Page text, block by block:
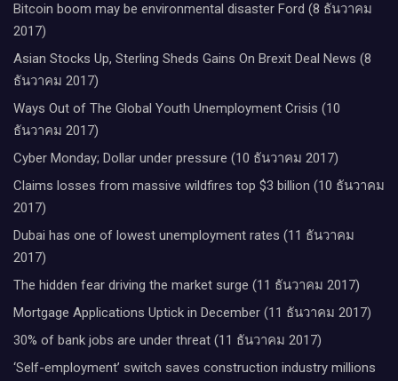
Bitcoin boom may be environmental disaster Ford (8 ธันวาคม
2017)
Asian Stocks Up, Sterling Sheds Gains On Brexit Deal News (8
ธันวาคม 2017)
Ways Out of The Global Youth Unemployment Crisis (10
ธันวาคม 2017)
Cyber Monday; Dollar under pressure (10 ธันวาคม 2017)
Claims losses from massive wildfires top $3 billion (10 ธันวาคม
2017)
Dubai has one of lowest unemployment rates (11 ธันวาคม
2017)
The hidden fear driving the market surge (11 ธันวาคม 2017)
Mortgage Applications Uptick in December (11 ธันวาคม 2017)
30% of bank jobs are under threat (11 ธันวาคม 2017)
‘Self-employment’ switch saves construction industry millions